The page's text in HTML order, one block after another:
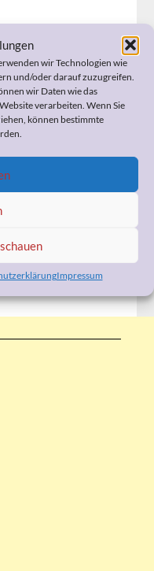
wir Technologien wie
und/oder darauf zuzugreifen.
wir Daten wie das
verarbeiten. Wenn Sie
können bestimmte
Impressum
zu den von mir
an dieser Stelle nicht
von mir aktuell
finden Sie auf